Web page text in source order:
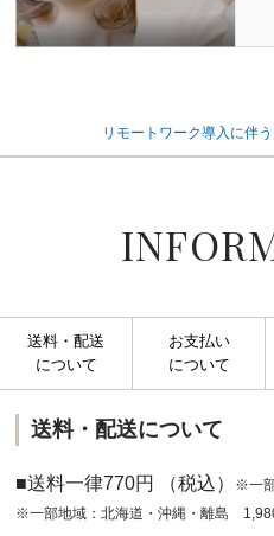
リモートワーク導入に伴
送料・配送
について
お支払い
について
送料・配送について
■送料一律770円 （税込）
※一
※一部地域：北海道・沖縄・離島